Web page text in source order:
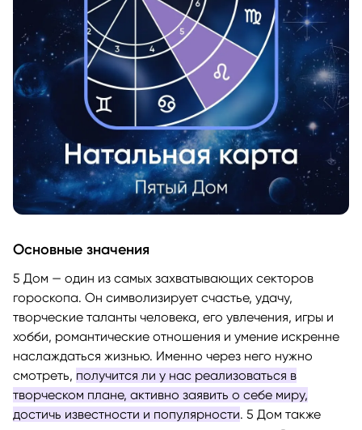
Основные значения
5 Дом — один из самых захватывающих секторов
гороскопа. Он символизирует счастье, удачу,
творческие таланты человека, его увлечения, игры и
хобби, романтические отношения и умение искренне
наслаждаться жизнью. Именно через него нужно
смотреть, получится ли у нас реализоваться в
творческом плане, активно заявить о себе миру,
достичь известности и популярности. 5 Дом также